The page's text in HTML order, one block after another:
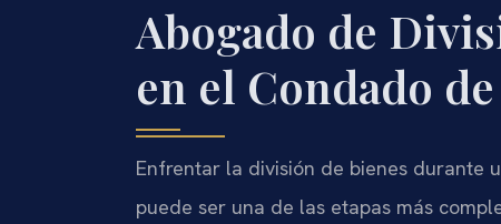
Abogado de
en el Condado
Enfrentar la división de bienes durante
puede ser una de las etapas más